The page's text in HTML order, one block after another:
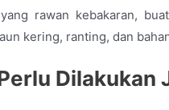
rawan kebakaran,
kering, ranting, dan
Dilakukan